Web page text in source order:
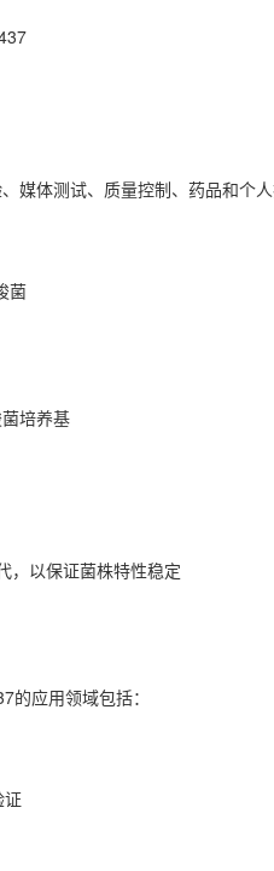
媒体测试、质量控制、药品和个
菌
培养基
，以保证菌株特性稳定
的应用领域包括：
证